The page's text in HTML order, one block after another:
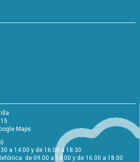
Maps
a 14.00 y de 16.00 a 18.30
de 09.00 a 14.00 y de 16.00 a 18.00